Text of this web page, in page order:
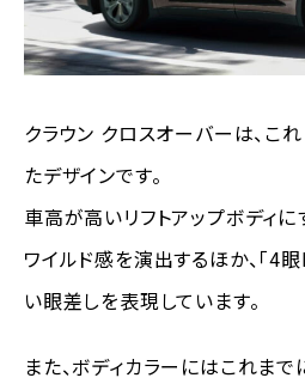
クラウン クロスオーバーは、こ
たデザインです。
車高が高いリフトアップボディに
ワイルド感を演出するほか、「4
い眼差しを表現しています。
また、ボディカラーにはこれま